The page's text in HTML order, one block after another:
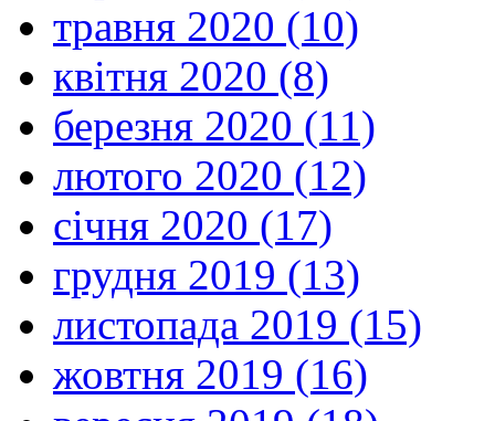
травня 2020 (10)
квітня 2020 (8)
березня 2020 (11)
лютого 2020 (12)
січня 2020 (17)
грудня 2019 (13)
листопада 2019 (15)
жовтня 2019 (16)